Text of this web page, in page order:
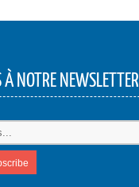
À NOTRE NEWSLETTER